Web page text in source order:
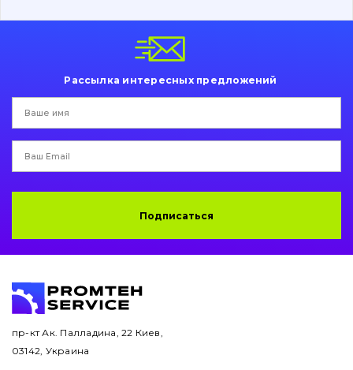
Трансмиссия
Рама и кузов
Буровой инструмент
Электрооборудование
Рассылка интересных предложений
Подписаться
пр-кт Ак. Палладина, 22 Киев,
03142, Украина